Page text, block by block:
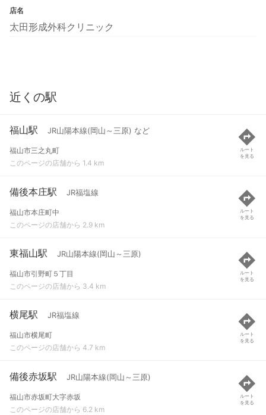
店名
太田形成外科クリニック
近くの駅
福山駅 JR山陽本線(岡山～三原) など
福山市三之丸町
このページの店舗から 1.4 km
ルート
を見る
備後本庄駅 JR福塩線
福山市本庄町中
このページの店舗から 2.9 km
ルート
を見る
東福山駅 JR山陽本線(岡山～三原)
福山市引野町５丁目
このページの店舗から 3.4 km
ルート
を見る
横尾駅 JR福塩線
福山市横尾町
このページの店舗から 4.7 km
ルート
を見る
備後赤坂駅 JR山陽本線(岡山～三原)
福山市赤坂町大字赤坂
このページの店舗から 6.2 km
ルート
を見る